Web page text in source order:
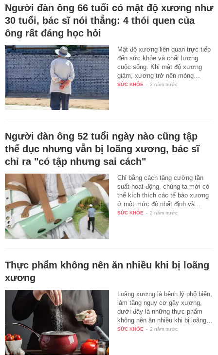
Người đàn ông 66 tuổi có mật độ xương như
30 tuổi, bác sĩ nói thẳng: 4 thói quen của
ông rất đáng học hỏi
Mật độ xương liên quan trực tiếp
đến sức khỏe và chất lượng
cuộc sống. Khi mật độ xương
giảm, xương trở nên mỏng…
SỨC KHỎE - 2 năm trước
Người đàn ông 52 tuổi ngày nào cũng tập
thể dục nhưng vẫn bị loãng xương, bác sĩ
chỉ ra "có tập nhưng sai cách"
Chỉ bằng cách tăng cường tần
suất hoạt động, chúng ta mới có
thể kích thích các tế bào xương
ở một mức độ nhất định và…
SỨC KHỎE - 2 năm trước
Thực phẩm không nên ăn nhiều khi bị loãng
xương
Loãng xương là bệnh lý phổ biến,
làm tăng nguy cơ gãy xương,
dưới đây là những thực phẩm
không nên ăn nhiều khi bị loãng…
SỨC KHỎE - 2 năm trước